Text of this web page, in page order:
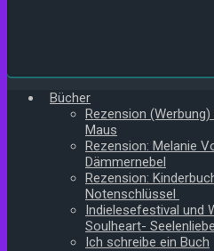
Bücher
Rezension
Maus
Rezension: Melanie
Dämmernebel
Rezension:
Notenschlüssel
Indielesefestival und
Soulheart-
Ich schreibe ein Buch